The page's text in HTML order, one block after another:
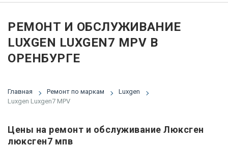
РЕМОНТ И ОБСЛУЖИВАНИЕ
LUXGEN LUXGEN7 MPV В
ОРЕНБУРГЕ
Главная Ремонт по маркам
Luxgen
Luxgen Luxgen7 MPV
Цены на ремонт и обслуживание Люксген
люксген7 мпв